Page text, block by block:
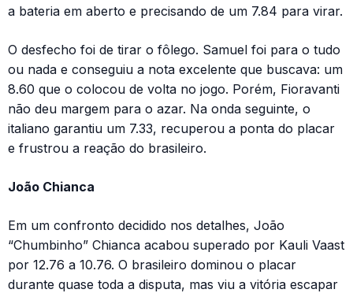
a bateria em aberto e precisando de um 7.84 para virar.
O desfecho foi de tirar o fôlego. Samuel foi para o tudo
ou nada e conseguiu a nota excelente que buscava: um
8.60 que o colocou de volta no jogo. Porém, Fioravanti
não deu margem para o azar. Na onda seguinte, o
italiano garantiu um 7.33, recuperou a ponta do placar
e frustrou a reação do brasileiro.
João Chianca
Em um confronto decidido nos detalhes, João
“Chumbinho” Chianca acabou superado por Kauli Vaast
por 12.76 a 10.76. O brasileiro dominou o placar
durante quase toda a disputa, mas viu a vitória escapar